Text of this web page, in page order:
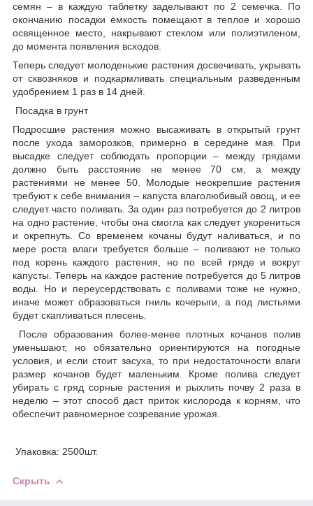
семян – в каждую таблетку заделывают по 2 семечка. По
окончанию посадки емкость помещают в теплое и хорошо
освященное место, накрывают стеклом или полиэтиленом,
до момента появления всходов.
Теперь следует молоденькие растения досвечивать, укрывать
от сквозняков и подкармливать специальным разведенным
удобрением 1 раз в 14 дней.
Посадка в грунт
Подросшие растения можно высаживать в открытый грунт
после ухода заморозков, примерно в середине мая. При
высадке следует соблюдать пропорции – между грядами
должно быть расстояние не менее 70 см, а между
растениями не менее 50. Молодые неокрепшие растения
требуют к себе внимания – капуста влаголюбивый овощ, и ее
следует часто поливать. За один раз потребуется до 2 литров
на одно растение, чтобы она смогла как следует укорениться
и окрепнуть. Со временем кочаны будут наливаться, и по
мере роста влаги требуется больше – поливают не только
под корень каждого растения, но по всей гряде и вокруг
капусты. Теперь на каждое растение потребуется до 5 литров
воды. Но и переусердствовать с поливами тоже не нужно,
иначе может образоваться гниль кочерыги, а под листьями
будет скапливаться плесень.
После образования более-менее плотных кочанов полив
уменьшают, но обязательно ориентируются на погодные
условия, и если стоит засуха, то при недостаточности влаги
размер кочанов будет маленьким. Кроме полива следует
убирать с гряд сорные растения и рыхлить почву 2 раза в
неделю – этот способ даст приток кислорода к корням, что
обеспечит равномерное созревание урожая.
Упаковка: 2500шт.
Скрыть